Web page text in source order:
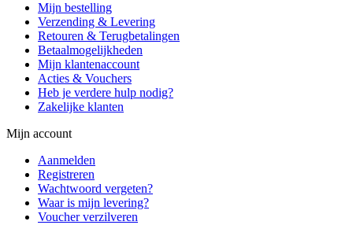
Mijn bestelling
Verzending & Levering
Retouren & Terugbetalingen
Betaalmogelijkheden
Mijn klantenaccount
Acties & Vouchers
Heb je verdere hulp nodig?
Zakelijke klanten
Mijn account
Aanmelden
Registreren
Wachtwoord vergeten?
Waar is mijn levering?
Voucher verzilveren